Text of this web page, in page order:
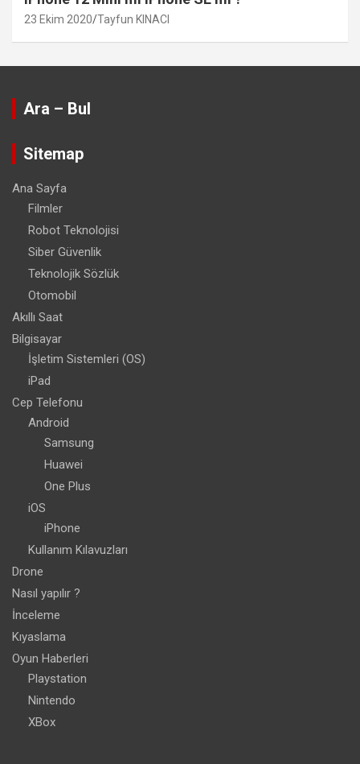
23 Ekim 2020 Tayfun KINACI
Ara – Bul
Sitemap
Ana Sayfa
Filmler
Robot Teknolojisi
Siber Güvenlik
Teknolojik Sözlük
Otomobil
Akıllı Saat
Bilgisayar
İşletim Sistemleri (OS)
iPad
Cep Telefonu
Android
Samsung
Huawei
One Plus
iOS
iPhone
Kullanım Kılavuzları
Drone
Nasıl yapılır ?
İnceleme
Kıyaslama
Oyun Haberleri
Playstation
Nintendo
XBox